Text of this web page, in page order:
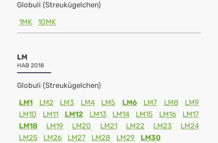
Globuli (Streukügelchen)
1MK
10MK
LM
HAB 2018
Globuli (Streukügelchen)
LM1
LM2 LM3 LM4 LM5 LM6 LM7 LM8
LM9
LM10
LM11 LM12 LM13 LM14 LM15 LM16
LM17
LM18
LM19 LM20 LM21 LM22 LM23
LM24
LM25
LM26 LM27 LM28 LM29 LM30